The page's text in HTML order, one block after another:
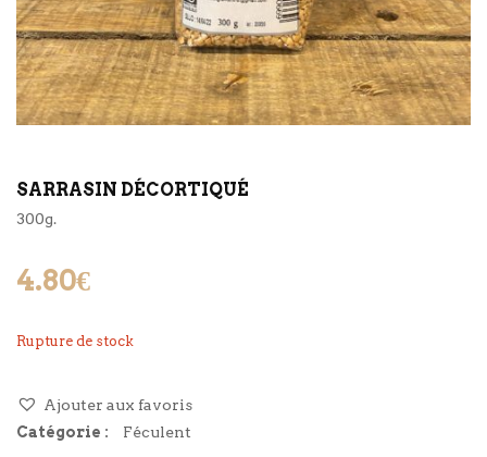
SARRASIN DÉCORTIQUÉ
300g.
4.80€
Rupture de stock
Ajouter aux favoris
Catégorie :
Féculent